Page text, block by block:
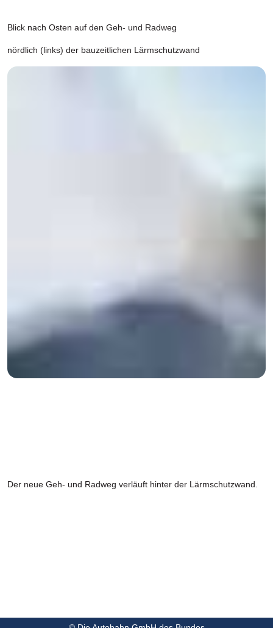
Blick nach Osten auf den Geh- und Radweg
nördlich (links) der bauzeitlichen Lärmschutzwand
Der neue Geh- und Radweg verläuft hinter der Lärmschutzwand.